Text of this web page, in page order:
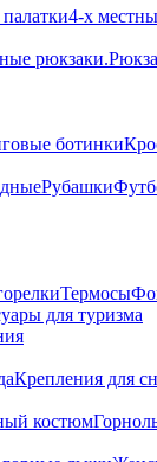
4-х
рюкзаки.
ботинки
Рубашки
Термосы
для туризма
Крепления для
костюм